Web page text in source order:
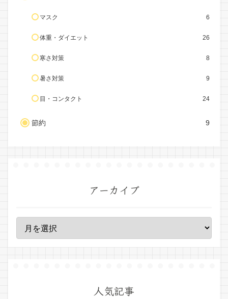
マスク 6
体重・ダイエット 26
寒さ対策 8
暑さ対策 9
目・コンタクト 24
節約 9
アーカイブ
人気記事